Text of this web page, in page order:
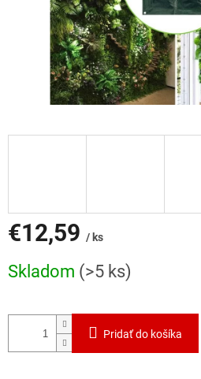
€12,59 / ks
cena:
Skladom (>5 ks)
Pridať do košíka